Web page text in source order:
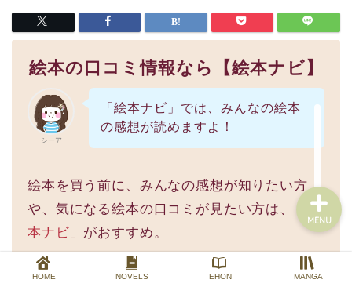
絵本の口コミ情報なら【絵本ナビ】
シーア
「絵本ナビ」では、みんなの絵本
の感想が読めますよ！
絵本を買う前に、みんなの感想が知りたい方
や、気になる絵本の口コミが見たい方は、「
絵
本ナビ 」がおすすめ。
絵本だけでなく、「はらぺこあおむし」「ねな
HOME NOVELS EHON MANGA
MENU
PROFILE
NOVELS